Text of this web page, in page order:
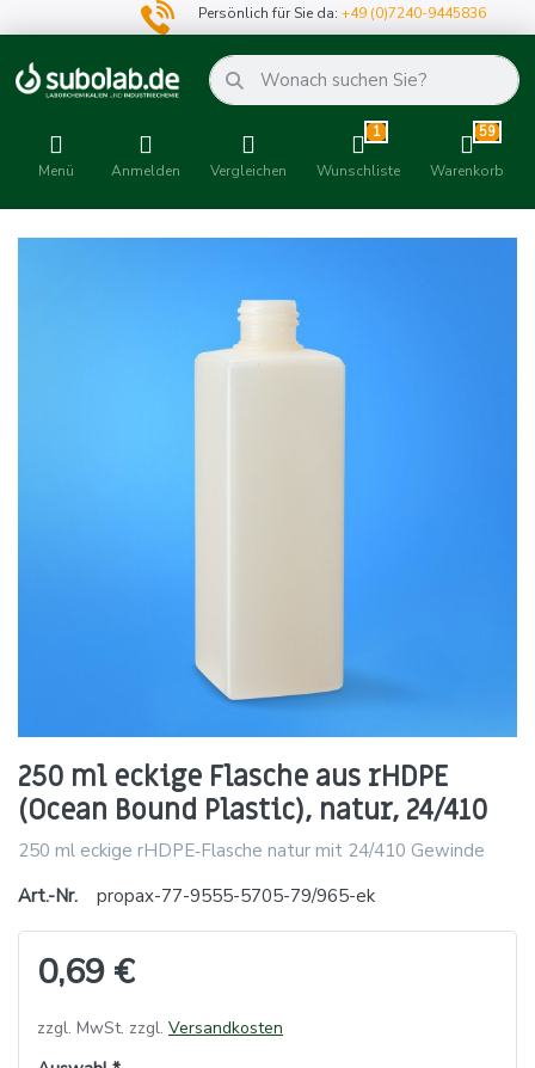
Persönlich für Sie da:+49 (0)7240-9445836
Menü Anmelden Vergleichen
1
Wunschliste
59
Warenkorb
250 ml eckige Flasche aus rHDPE
(Ocean Bound Plastic), natur, 24/410
250 ml eckige rHDPE‑Flasche natur mit 24/410 Gewinde
Art.-Nr.
propax-77-9555-5705-79/965-ek
0,69 €
zzgl. MwSt. zzgl. Versandkosten